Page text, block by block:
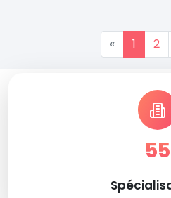
« 1 2
55